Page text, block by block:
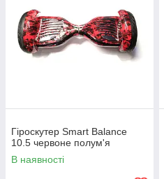
Гіроскутер Smart Balance
10.5 червоне полум'я
В наявності